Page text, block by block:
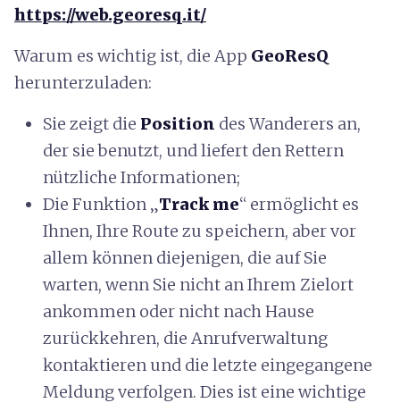
https://web.georesq.it/
Warum es wichtig ist, die App GeoResQ
herunterzuladen:
Sie zeigt die Position des Wanderers an,
der sie benutzt, und liefert den Rettern
nützliche Informationen;
Die Funktion „Track me“ ermöglicht es
Ihnen, Ihre Route zu speichern, aber vor
allem können diejenigen, die auf Sie
warten, wenn Sie nicht an Ihrem Zielort
ankommen oder nicht nach Hause
zurückkehren, die Anrufverwaltung
kontaktieren und die letzte eingegangene
Meldung verfolgen. Dies ist eine wichtige